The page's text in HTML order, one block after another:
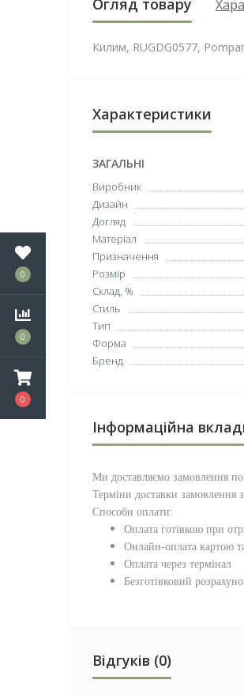
0
0
0
Огляд товару
Килим, RUGDG0577,
Характеристики
ЗАГАЛЬНІ
Виробник
Дизайн
Догляд
Матеріал
Призначення
Розмір
Склад, %
Стиль
Тип
Форма
Бренд
Інформаційна
Ми доставляємо замовлення по
Терміни доставки замовлення
Способи оплати:
Оплата готівкою при
Онлайн-оплата картою
Оплата через термінал
Безготівковий
Відгуків (0)